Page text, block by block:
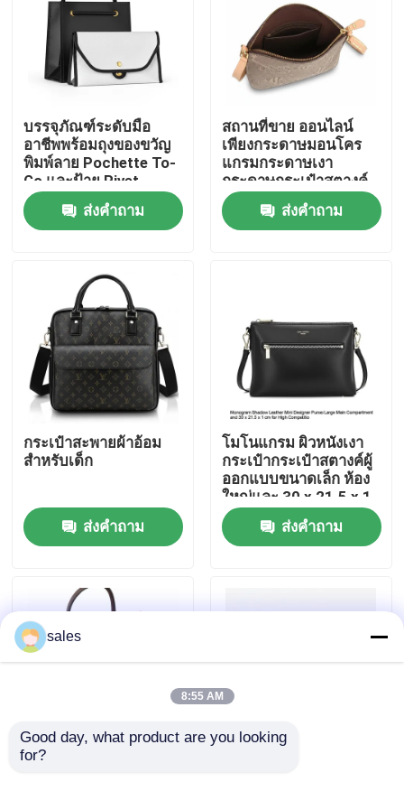
สินค้า
วิดีโอ
เกี่ยวกับเรา
ติดต่อเรา
ข่าว
บรรจุภัณฑ์ระดับมือ
อาชีพพร้อมถุงของขวัญ
พิมพ์ลาย Pochette To-
Go และป้าย Rivet
Iconic
ส่งคำถาม
สถานที่ขาย ออนไลน์
เพียงกระดาษมอนโคร
แกรมกระดาษเงา
กระดาษกระเป๋าสตางค์
ขนาดเล็กที่มีกระเป๋า x1
ส่งคำถาม
กระเป๋าสะพายผ้าอ้อม
สําหรับเด็ก
ส่งคำถาม
โมโนแกรม ผิวหนังเงา
กระเป๋ากระเป๋าสตางค์ผู้
ออกแบบขนาดเล็ก ห้อง
ใหญ่และ 30 x 21.5 x 1
cm สําหรับการแข่งขัน
สูง
ส่งคำถาม
งานฝีมือพบกับฟังก์ชัน
sales
8:55 AM
Good day, what product are you looking
for?